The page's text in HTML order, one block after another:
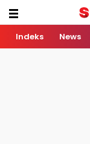
Indeks News